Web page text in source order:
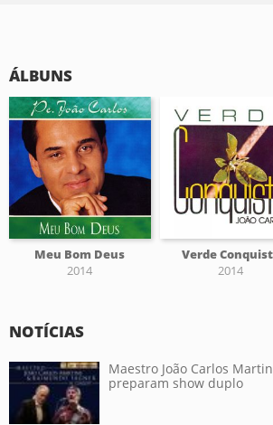
ÁLBUNS
Meu Bom Deus
2014
Verde
2014
NOTÍCIAS
Maestro João Carlos
preparam show duplo